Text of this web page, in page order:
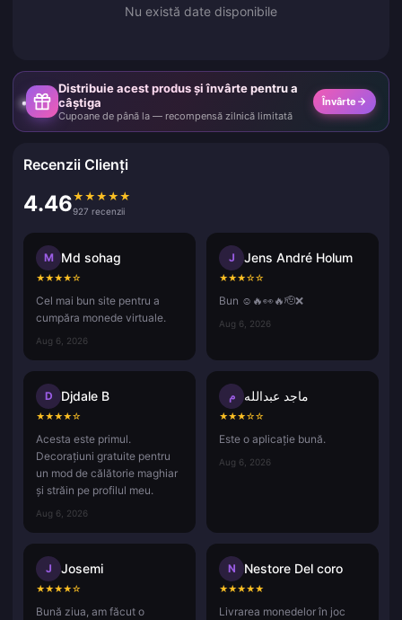
Nu există date disponibile
Distribuie acest produs și învârte pentru a
câștiga
Cupoane de până la — recompensă zilnică limitată
Învârte
Recenzii Clienți
4.46★ ★ ★ ★ ★
927 recenzii
M Md sohag
★★★★☆
Cel mai bun site pentru a
cumpăra monede virtuale.
Aug 6, 2026
J Jens André Holum
★★★☆☆
Bun ☺️🔥👀🔥🫡❌
Aug 6, 2026
D Djdale B
★★★★☆
Acesta este primul.
Decorațiuni gratuite pentru
un mod de călătorie maghiar
și străin pe profilul meu.
Aug 6, 2026
م ماجد عبدالله
★★★☆☆
Este o aplicație bună.
Aug 6, 2026
J Josemi
★★★★☆
Bună ziua, am făcut o
N Nestore Del coro
★★★★★
Livrarea monedelor în joc